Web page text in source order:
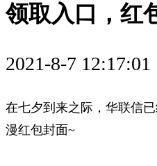
领取入口，红
2021-8-7 12:17:01
在七夕到来之际，华联信
漫红包封面~